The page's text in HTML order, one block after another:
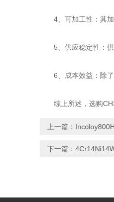
4、可加工性：其加
5、供应稳定性：供
6、成本效益：除了
综上所述，选购
上一篇：
下一篇：